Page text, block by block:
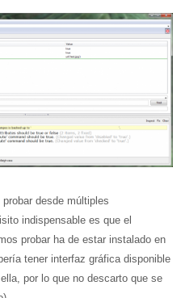
desde múltiples
indispensable es que el
probar ha de estar instalado en
tener interfaz gráfica disponible
por lo que no descarto que se